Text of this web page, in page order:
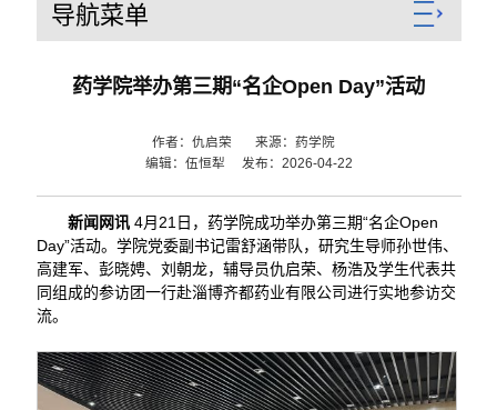
导航菜单
药学院举办第三期“名企Open Day”活动
作者：仇启荣 来源：药学院
编辑：伍恒犁 发布：2026-04-22
新闻网讯4月21日，药学院成功举办第三期“名企Open
Day”活动。学院党委副书记雷舒涵带队，研究生导师孙世伟、
高建军、彭晓娉、刘朝龙，辅导员仇启荣、杨浩及学生代表共
同组成的参访团一行赴淄博齐都药业有限公司进行实地参访交
流。